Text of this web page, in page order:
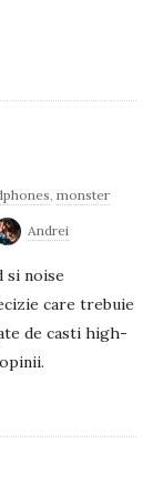
monster
Andrei
si noise
care trebuie
de casti high-